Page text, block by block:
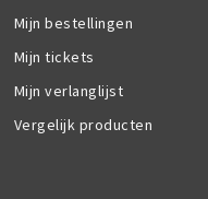
Mijn bestellingen
Mijn tickets
Mijn verlanglijst
Vergelijk producten